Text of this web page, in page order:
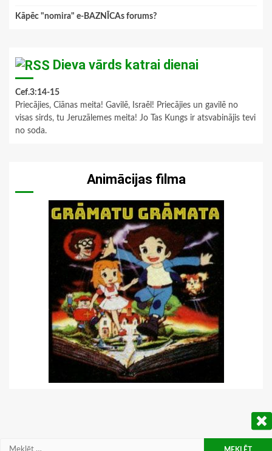
Kāpēc "nomira" e-BAZNĪCAs forums?
Dieva vārds katrai dienai
Cef.3:14-15
Priecājies, Ciānas meita! Gavilē, Israēl! Priecājies un gavilē no
visas sirds, tu Jeruzālemes meita! Jo Tas Kungs ir atsvabinājis tevi
no soda.
Animācijas filma
Meklēt: